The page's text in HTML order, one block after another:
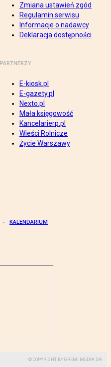
Zmiana ustawień zgód
Regulamin serwisu
Informacje o nadawcy
Deklaracja dostępności
PARTNERZY
E-kiosk.pl
E-gazety.pl
Nexto.pl
Mała księgowość
Kancelarierp.pl
Wieści Rolnicze
Życie Warszawy
KALENDARIUM
© COPYRIGHT BY GREMI MEDIA SA